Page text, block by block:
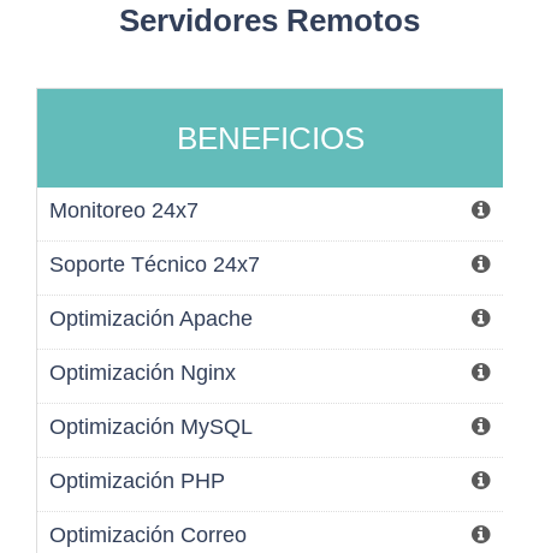
Servidores Remotos
BENEFICIOS
Monitoreo 24x7
Soporte Técnico 24x7
Optimización Apache
Optimización Nginx
Optimización MySQL
Optimización PHP
Optimización Correo